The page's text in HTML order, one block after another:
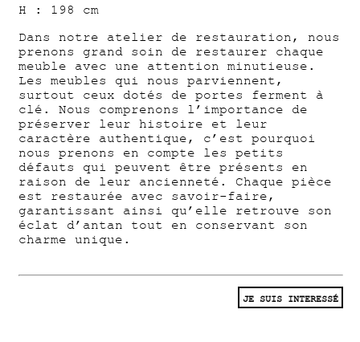
H : 198 cm
Dans notre atelier de restauration, nous
prenons grand soin de restaurer chaque
meuble avec une attention minutieuse.
Les meubles qui nous parviennent,
surtout ceux dotés de portes ferment à
clé. Nous comprenons l’importance de
préserver leur histoire et leur
caractère authentique, c’est pourquoi
nous prenons en compte les petits
défauts qui peuvent être présents en
raison de leur ancienneté. Chaque pièce
est restaurée avec savoir-faire,
garantissant ainsi qu’elle retrouve son
éclat d’antan tout en conservant son
charme unique.
JE SUIS INTERESSÉ